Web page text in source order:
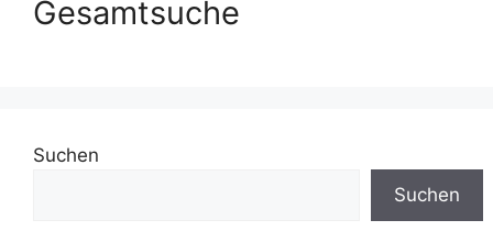
Gesamtsuche
Suchen
Suchen